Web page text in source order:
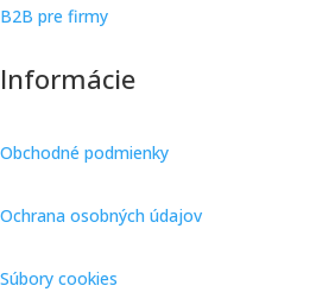
B2B pre firmy
Informácie
Obchodné podmienky
Ochrana osobných údajov
Súbory cookies